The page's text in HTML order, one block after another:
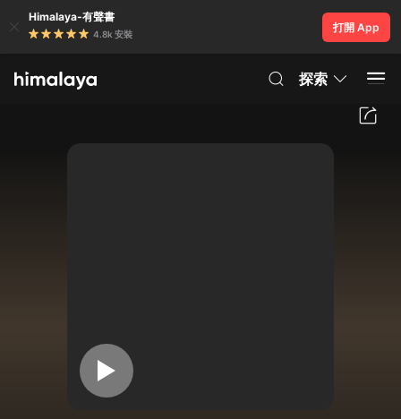
Himalaya-有聲書
4.8k 安裝
打開 App
探索